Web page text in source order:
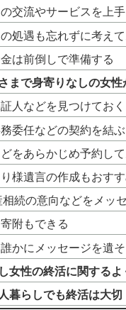
交流やサービスを上
処遇も忘れずに考えて
は前倒しで準備する
まで身寄りなしの女
人などを見つけておく
委任などの契約を結ぶ
をあらかじめ予約して
様遺言の作成もおす
相続の意向などをメッ
附もできる
かにメッセージを遺そ
女性の終活に関するよ
暮らしでも終活は大切